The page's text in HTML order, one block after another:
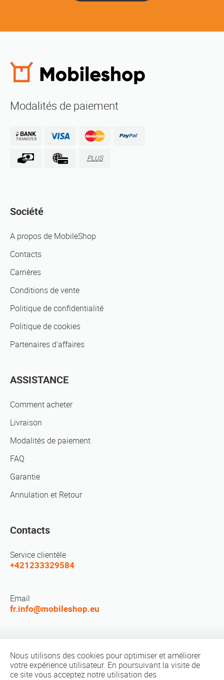
Modalités de paiement
PLUS
Société
A propos de MobileShop
Contacts
Carrières
Conditions de vente
Politique de confidentialité
Politique de cookies
Partenaires d'affaires
ASSISTANCE
Comment acheter
Livraison
Modalités de paiement
FAQ
Garantie
Annulation et Retour
Contacts
Service clientèle
+421233329584
Email
fr.info@mobileshop.eu
Nous utilisons des cookies pour optimiser et améliorer
votre expérience utilisateur. En poursuivant la visite de
ce site vous acceptez notre utilisation des